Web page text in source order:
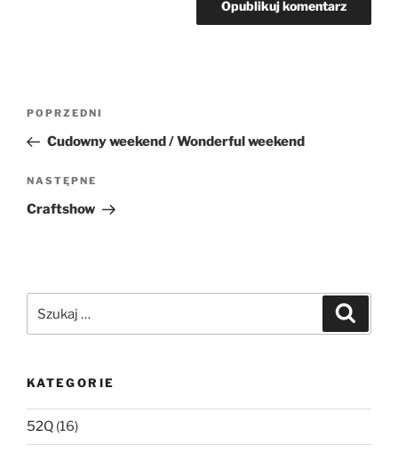
Nawigacja
Poprzedni
wpis
POPRZEDNI
Cudowny weekend / Wonderful weekend
Następny
wpis
NASTĘPNE
Craftshow
KATEGORIE
52Q (16)